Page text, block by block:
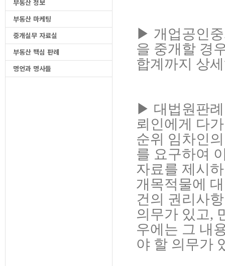
부동산 정보
부동산 마케팅
중개실무 자료실
부동산 핵심 판례
명언과 명사들
▶ 개업공인
을 중개할 경
합계까지 상
▶ 대법원판례
뢰인에게 다
순위 임차인
를 요구하여
자료를 제시
개목적물에
건의 권리사
의무가 있고,
우에는 그 내
야 할 의무가